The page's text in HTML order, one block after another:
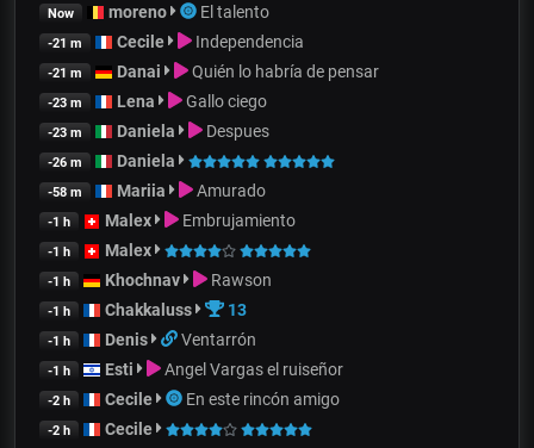
Now moreno El talento
-21 m Cecile Independencia
-21 m Danai Quién lo habría de pensar
-23 m Lena Gallo ciego
-23 m Daniela Despues
-26 m Daniela
-58 m Mariia Amurado
-1 h Malex Embrujamiento
-1 h Malex
-1 h Khochnav Rawson
-1 h Chakkaluss 13
-1 h Denis Ventarrón
-1 h Esti Angel Vargas el ruiseñor
-2 h Cecile En este rincón amigo
-2 h Cecile